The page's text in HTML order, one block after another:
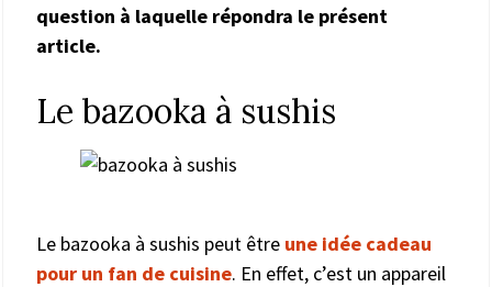
question à laquelle répondra le présent
article.
Le bazooka à sushis
Le bazooka à sushis peut être une idée cadeau
pour un fan de cuisine. En effet, c’est un appareil